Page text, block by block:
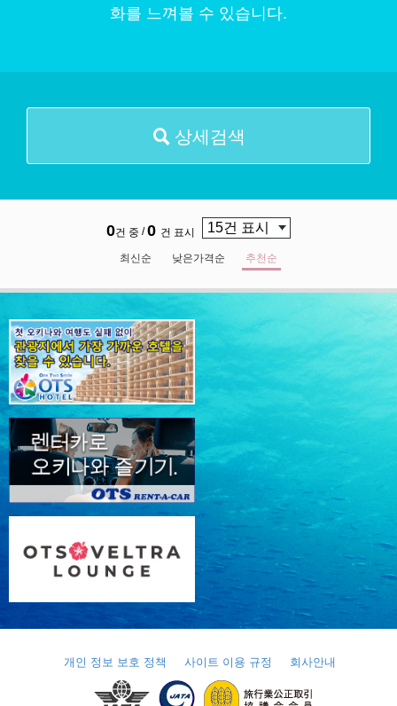
화를 느껴볼 수 있습니다.
상세검색
0건 중 /0 건 표시
최신순 낮은가격순 추천순
개인 정보 보호 정책 사이트 이용 규정 회사안내